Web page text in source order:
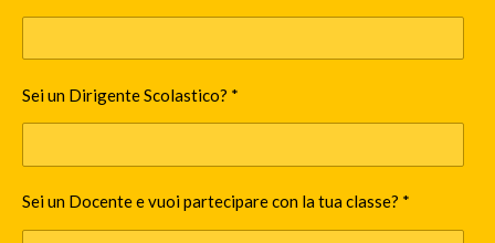
Sei un Dirigente Scolastico? *
Sei un Docente e vuoi partecipare con la tua classe? *